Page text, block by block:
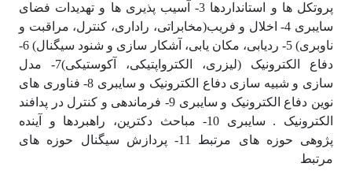
پروتکل ها و استانداردها 3- آسیب پذیری ها و تهدیدات فضای
سایبری 4- اخلال و فریب(مخابراتی، راداری، کنترل، مراقبت و
ناوبری) 5- ردیابی، مکان یابی، آشکار سازی و شنود سیگنال) 6-
دفاع الکترونیک (لیزری، الکترواپتیکی، آکوستیکی)7- مدل
سازی و شبیه سازی دفاع الکترونیک و سایبری 8- فناوری های
نوین دفاع الکترونیک و سایبری 9- فرماندهی و کنترل در پدافند
الکترونیک . سایبری 10- مباحث دکترین، راهبردها و آینده
پژوهی حوزه های مرتبط 11- پردازش سیگنال حوزه های
مرتبط